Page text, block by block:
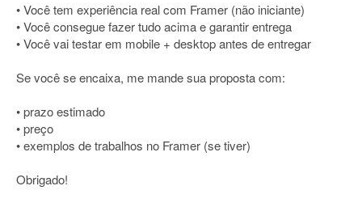
• Você tem experiência real com Framer (não iniciante)
• Você consegue fazer tudo acima e garantir entrega
• Você vai testar em mobile + desktop antes de entregar
Se você se encaixa, me mande sua proposta com:
• prazo estimado
• preço
• exemplos de trabalhos no Framer (se tiver)
Obrigado!